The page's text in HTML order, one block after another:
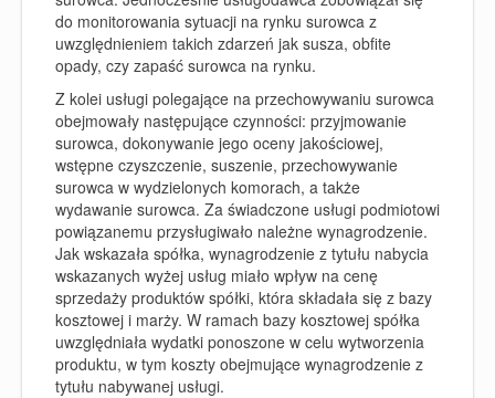
do monitorowania sytuacji na rynku surowca z
uwzględnieniem takich zdarzeń jak susza, obfite
opady, czy zapaść surowca na rynku.
Z kolei usługi polegające na przechowywaniu surowca
obejmowały następujące czynności: przyjmowanie
surowca, dokonywanie jego oceny jakościowej,
wstępne czyszczenie, suszenie, przechowywanie
surowca w wydzielonych komorach, a także
wydawanie surowca. Za świadczone usługi podmiotowi
powiązanemu przysługiwało należne wynagrodzenie.
Jak wskazała spółka, wynagrodzenie z tytułu nabycia
wskazanych wyżej usług miało wpływ na cenę
sprzedaży produktów spółki, która składała się z bazy
kosztowej i marży. W ramach bazy kosztowej spółka
uwzględniała wydatki ponoszone w celu wytworzenia
produktu, w tym koszty obejmujące wynagrodzenie z
tytułu nabywanej usługi.